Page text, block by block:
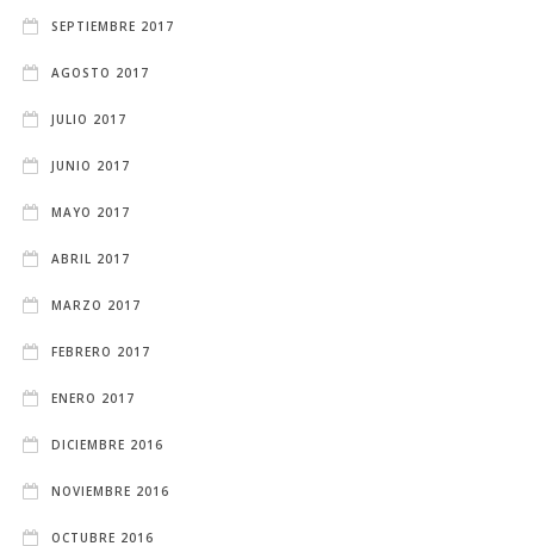
SEPTIEMBRE 2017
AGOSTO 2017
JULIO 2017
JUNIO 2017
MAYO 2017
ABRIL 2017
MARZO 2017
FEBRERO 2017
ENERO 2017
DICIEMBRE 2016
NOVIEMBRE 2016
OCTUBRE 2016